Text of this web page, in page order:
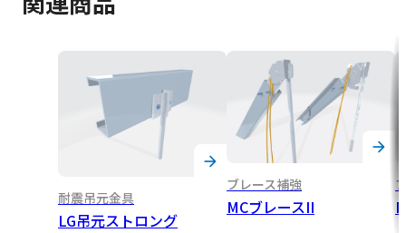
耐震吊元金具
LG吊元ストロング
ブレース補強
MCブレースII